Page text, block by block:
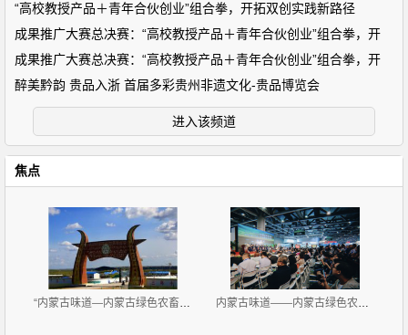
“高校教授产品＋青年合伙创业”组合拳，开拓双创实践新路径
成果推广大赛总决赛：“高校教授产品＋青年合伙创业”组合拳，开
成果推广大赛总决赛：“高校教授产品＋青年合伙创业”组合拳，开
醉美黔韵 贵品入浙 首届多彩贵州非遗文化-贵品博览会
进入该频道
焦点
“内蒙古味道—内蒙古绿色农畜产品览交易会”11月2-4 内蒙古味道——内蒙古绿色农畜产品展览交易会 广州开